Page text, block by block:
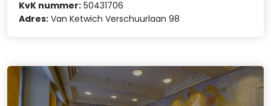
KvK nummer: 50431706
Adres: Van Ketwich Verschuurlaan 98